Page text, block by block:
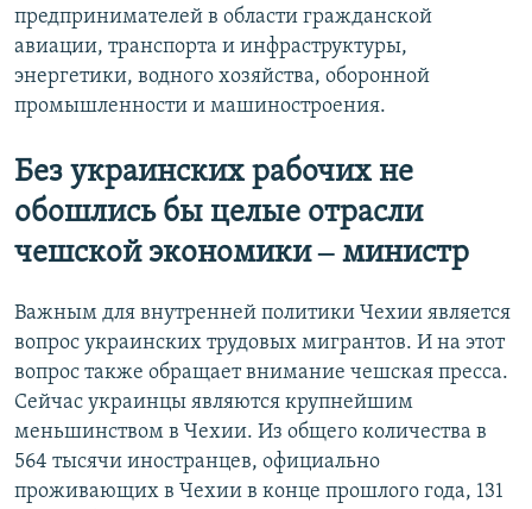
предпринимателей в области гражданской
авиации, транспорта и инфраструктуры,
энергетики, водного хозяйства, оборонной
промышленности и машиностроения.
Без украинских рабочих не
обошлись бы целые отрасли
чешской экономики ‒ министр
Важным для внутренней политики Чехии является
вопрос украинских трудовых мигрантов. И на этот
вопрос также обращает внимание чешская пресса.
Сейчас украинцы являются крупнейшим
меньшинством в Чехии. Из общего количества в
564 тысячи иностранцев, официально
проживающих в Чехии в конце прошлого года, 131